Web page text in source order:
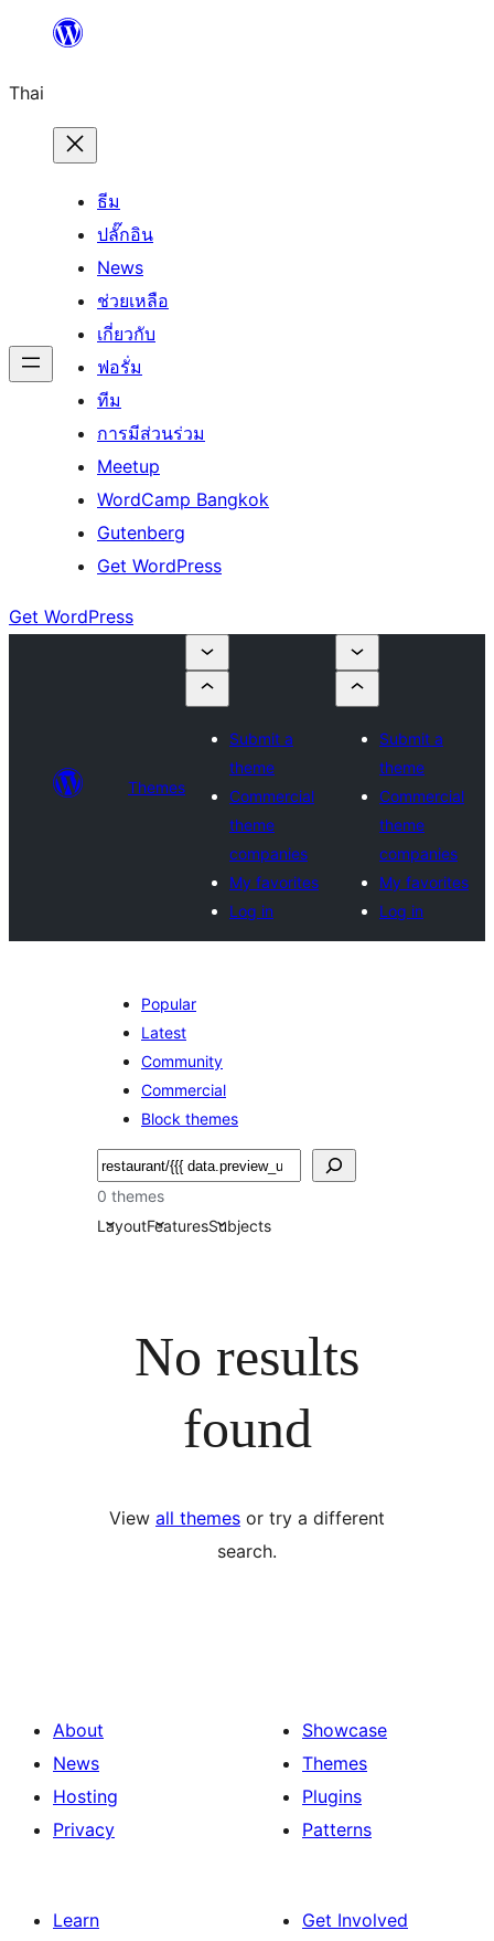
ยัง
เนื้อหา
Thai
ธีม
ปลั๊กอิน
News
ช่วยเหลือ
เกี่ยวกับ
ฟอรั่ม
ทีม
การมีส่วนร่วม
Meetup
WordCamp Bangkok
Gutenberg
Get WordPress
Get WordPress
Themes
Submit a
theme
Commercial
theme
companies
My favorites
Log in
Submit a
theme
Commercial
theme
companies
My favorites
Log in
Popular
Latest
Community
Commercial
Block themes
ค้นหา
0 themes
LayoutFeaturesSubjects
No results
found
View all themes or try a different
search.
About
News
Hosting
Privacy
Showcase
Themes
Plugins
Patterns
Learn
Get Involved